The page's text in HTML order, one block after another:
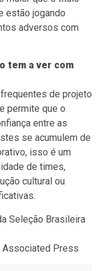
estão jogando
adversos com
tem a ver com
de projeto
permite que o
entre as
se acumulem de
isso é um
de times,
cultural ou
Seleção Brasileira
Associated Press